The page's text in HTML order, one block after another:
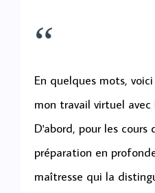
“
En quelques mots,
mon travail virtuel avec
D'abord, pour les cours
préparation en
maîtresse qui la